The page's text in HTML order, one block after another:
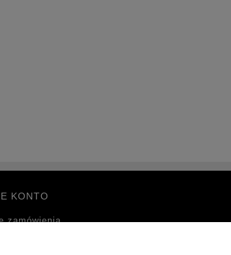
KONTO
zamówienia